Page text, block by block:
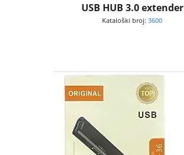
USB HUB 3.0 extender
Kataloški broj: 3600